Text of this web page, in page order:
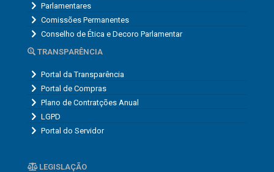
Parlamentares
Comissões Permanentes
Conselho de Ética e Decoro Parlamentar
TRANSPARÊNCIA
Portal da Transparência
Portal de Compras
Plano de Contratções Anual
LGPD
Portal do Servidor
LEGISLAÇÃO